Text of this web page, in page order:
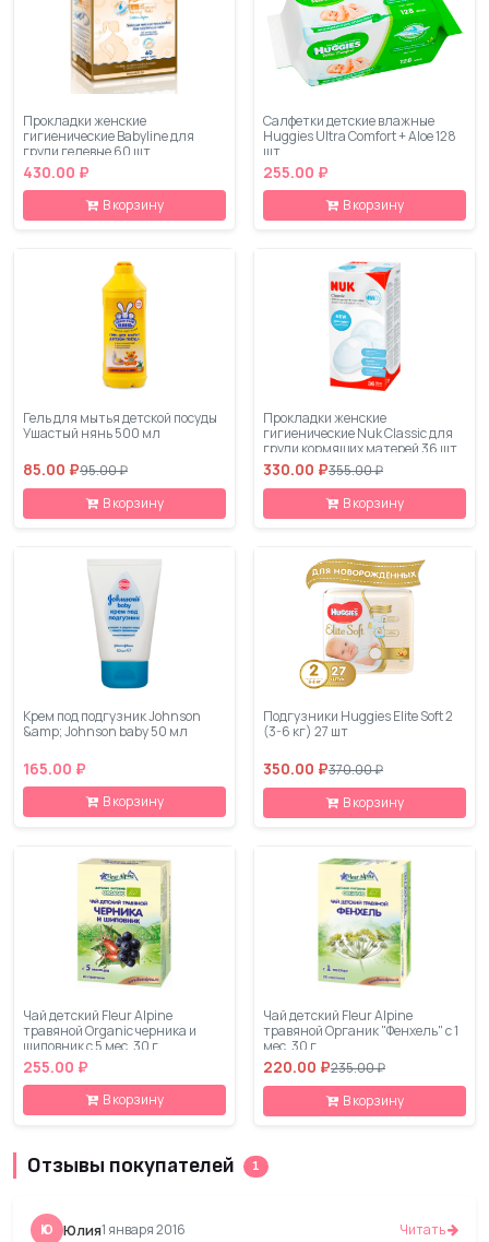
Прокладки женские
гигиенические Babyline для
груди гелевые 60 шт
430.00 ₽
В корзину
Салфетки детские влажные
Huggies Ultra Comfort + Aloe 128
шт
255.00 ₽
В корзину
Гель для мытья детской посуды
Ушастый нянь 500 мл
85.00 ₽95.00 ₽
В корзину
Прокладки женские
гигиенические Nuk Classic для
груди кормящих матерей 36 шт.
330.00 ₽355.00 ₽
В корзину
Крем под подгузник Johnson
&amp; Johnson baby 50 мл
165.00 ₽
В корзину
Подгузники Huggies Elite Soft 2
(3-6 кг) 27 шт
350.00 ₽370.00 ₽
В корзину
Чай детский Fleur Alpine
травяной Organic черника и
шиповник с 5 мес. 30 г
255.00 ₽
В корзину
Чай детский Fleur Alpine
травяной Органик "Фенхель" с 1
мес. 30 г
220.00 ₽235.00 ₽
В корзину
Отзывы покупателей 1
Ю Юлия1 января 2016 Читать